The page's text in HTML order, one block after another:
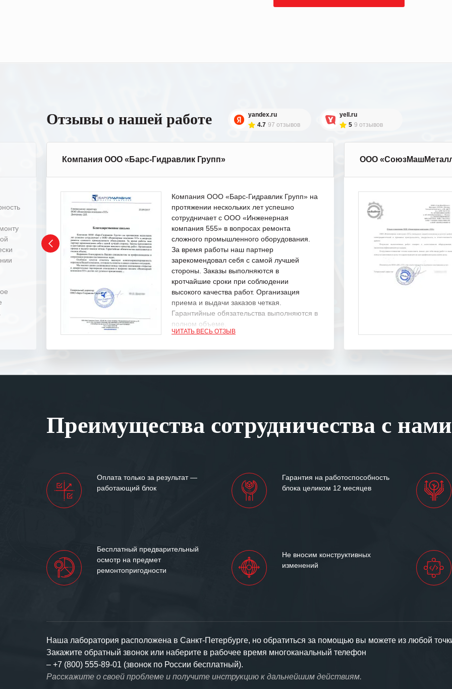
Отзывы о нашей работе
yandex.ru
4.7 97 отзывов
yell.ru
5 9 отзывов
Компания ООО «Барс-Гидравлик Групп»
Компания ООО «Барс-Гидравлик Групп» на
протяжении нескольких лет успешно
сотрудничает с ООО «Инженерная
компания 555» в вопросах ремонта
сложного промышленного оборудования.
За время работы наш партнер
зарекомендовал себя с самой лучшей
стороны. Заказы выполняются в
кротчайшие сроки при соблюдении
высокого качества работ. Организация
приема и выдачи заказов четкая.
Гарантийные обязательства выполняются в
полном объеме.
Мы высоко ценим сложившиеся между
«555» долгих лет успеха и процветания.
ЧИТАТЬ ВЕСЬ ОТЗЫВ
ООО
Преимущества сотрудничества с нами
Оплата только за результат —
работающий блок
Гарантия на работоспособность
блока целиком 12 месяцев
Бесплатный предварительный
осмотр на предмет
ремонтопригодности
Не вносим конструктивных
изменений
Наша лаборатория расположена в Санкт-Петербурге, но обратиться за помощью вы можете из любой
Закажите обратный звонок или наберите в рабочее время многоканальный телефон
– +7 (800) 555-89-01 (звонок по России бесплатный).
Расскажите о своей проблеме и получите инструкцию к дальнейшим действиям.